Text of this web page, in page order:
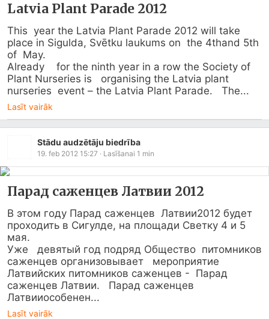
Latvia Plant Parade 2012
This  year the Latvia Plant Parade 2012 will take
place in Sigulda, Svētku laukums on  the 4thand 5th
of  May.
Already    for the ninth year in a row the Society of
Plant Nurseries is   organising the Latvia plant
nurseries  event – the Latvia Plant Parade.   The...
Lasīt vairāk
Stādu audzētāju biedrība
19. feb 2012 15:27 · Lasīšanai 1 min
Парад саженцев Латвии 2012
В этом году Парад саженцев  Латвии2012 будет
проходить в Сигулде, на площади Светку 4 и 5
мая.
Уже   девятый год подряд Общество  питомников
саженцев организовывает   мероприятие
Латвийских питомников саженцев -  Парад
саженцев Латвии.   Парад саженцев
Латвииособенен...
Lasīt vairāk